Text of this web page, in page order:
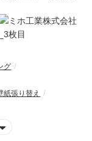
グ
紙張り替え